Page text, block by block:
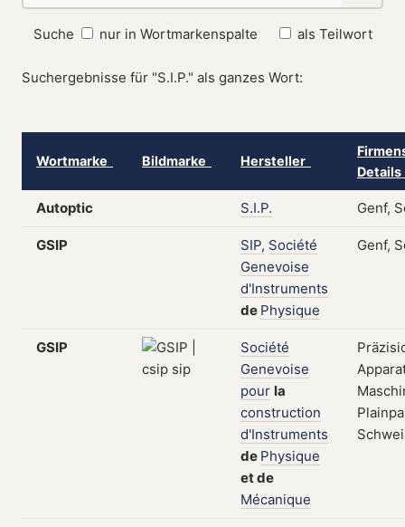
Suche nur in Wortmarkenspalte als Teilwort
Suchergebnisse für "S.I.P." als ganzes Wort:
Wortmarke Bildmarke Hersteller
Autoptic S.I.P. Genf,
GSIP SIP, Société
Genevoise
d'Instruments
de Physique
Genf,
GSIP
Société
Genevoise
pour la
construction
d'Instruments
de Physique
etde
Mécanique